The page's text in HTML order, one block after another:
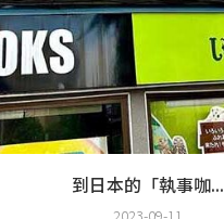
到日本的「執事咖...
2023-09-11